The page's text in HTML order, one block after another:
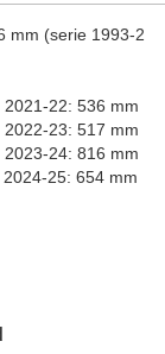
mm (serie 1993-2
22: 536 mm
23: 517 mm
24: 816 mm
25: 654 mm